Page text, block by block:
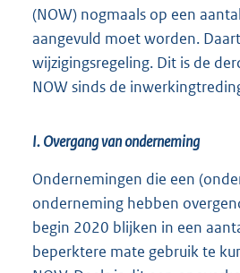
(NOW) nogmaals op een
aangevuld moet worden.
wijzigingsregeling. Dit is de
NOW sinds de
I. Overgang van onderneming
Ondernemingen die een
onderneming hebben
begin 2020 blijken in een
beperktere mate gebruik te